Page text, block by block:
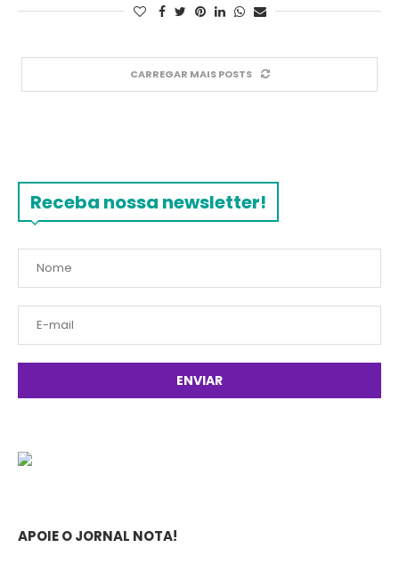
CARREGAR MAIS POSTS
Receba nossa newsletter!
APOIE O JORNAL NOTA!